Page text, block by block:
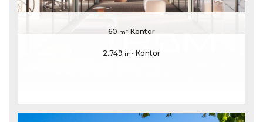
60 m² Kontor
2.749 m² Kontor